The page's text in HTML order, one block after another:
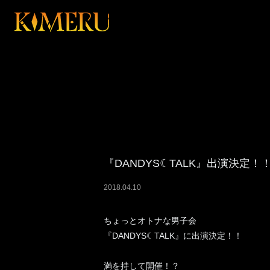
『DANDYS☾TALK』出演決定！！
2018.04.10
ちょっとオトナな男子会
『DANDYS☾TALK』に出演決定！！
満を持して開催！？